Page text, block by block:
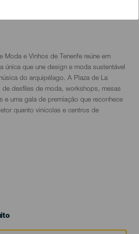
Moda e Vinhos de Tenerife reúne em
única que une design e moda sustentável
do arquipélago. A Plaza de La
de desfiles de moda, workshops, mesas
e uma gala de premiação que reconhece
quanto vinícolas e centros de